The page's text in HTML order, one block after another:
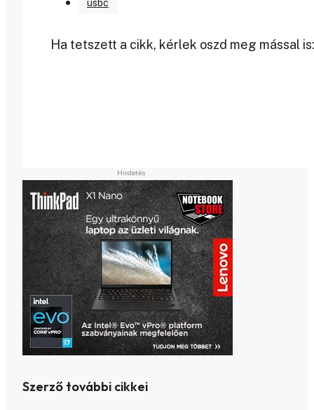
usbc
Ha tetszett a cikk, kérlek oszd meg mással is:
Szerző további cikkei